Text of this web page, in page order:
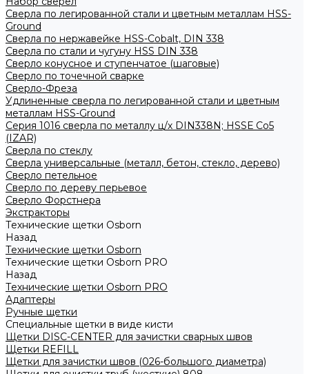
Сверла по легированной стали и цветным металлам HSS-
Ground
Сверла по нержавейке HSS-Cobalt, DIN 338
Сверла по стали и чугуну HSS DIN 338
Сверло конусное и ступенчатое (шаговые)
Сверло по точечной сварке
Сверло-Фреза
Удлиненные сверла по легированной стали и цветным
металлам HSS-Ground
Серия 1016 сверла по металлу ц/х DIN338N; HSSЕ Со5
(IZAR)
Сверла по стеклу
Сверла универсальные (металл, бетон, стекло, дерево)
Сверло петельное
Сверло по дереву перьевое
Сверло Форстнера
Экстракторы
Технические щетки Osborn
Назад
Технические щетки Osborn
Технические щетки Osborn PRO
Назад
Технические щетки Osborn PRO
Адаптеры
Ручные щетки
Специальные щетки в виде кисти
Щетки DISC-CENTER для зачистки сварных швов
Щетки REFILL
Щетки для зачистки швов (026-большого диаметра)